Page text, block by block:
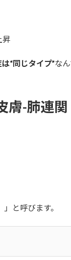
昇
“同じタイプ”な
膚-肺連
」と呼びます。